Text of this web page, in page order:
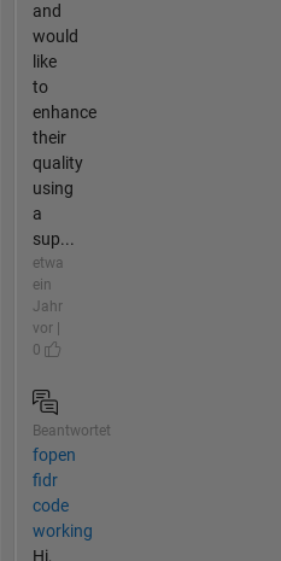
and
would
like
to
enhance
their
quality
using
a
sup...
etwa
ein
Jahr
vor |
0
Beantwortet
fopen
fidr
code
working
Hi,